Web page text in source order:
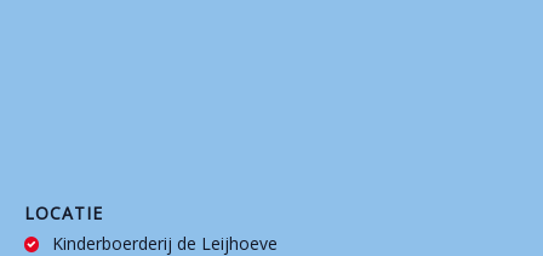
LOCATIE
Kinderboerderij de Leijhoeve